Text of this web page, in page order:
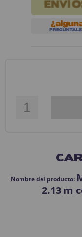
Nombre del producto:
2.13 m